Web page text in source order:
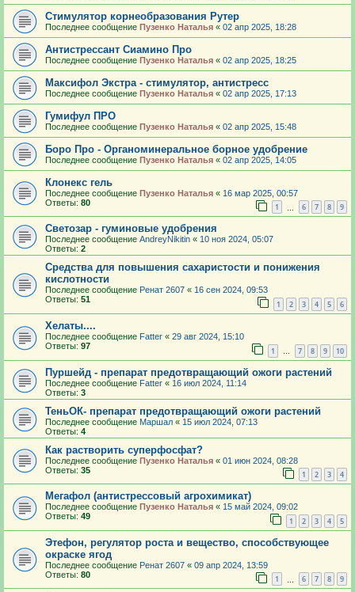
Стимулятор корнеобразования Рутер
Последнее сообщение Пузенко Наталья « 02 апр 2025, 18:28
Антистрессант Сиамино Про
Последнее сообщение Пузенко Наталья « 02 апр 2025, 18:25
Максифол Экстра - стимулятор, антистресс
Последнее сообщение Пузенко Наталья « 02 апр 2025, 17:13
Гумифул ПРО
Последнее сообщение Пузенко Наталья « 02 апр 2025, 15:48
Боро Про - Органоминеральное борное удобрение
Последнее сообщение Пузенко Наталья « 02 апр 2025, 14:05
Клонекс гель
Последнее сообщение Пузенко Наталья « 16 мар 2025, 00:57
Ответы: 80 1 6 7 8 9
Светозар - гуминовые удобрения
Последнее сообщение AndreyNikitin « 10 ноя 2024, 05:07
Ответы: 2
Средства для повышения сахаристости и понижения
кислотности
Последнее сообщение Ренат 2607 « 16 сен 2024, 09:53
Ответы: 51 1 2 3 4 5 6
Хелаты....
Последнее сообщение Fatter « 29 авг 2024, 15:10
Ответы: 97 1 7 8 9 10
Пуршейд - препарат предотвращающий ожоги растений
Последнее сообщение Fatter « 16 июл 2024, 11:14
Ответы: 3
ТеньОК- препарат предотвращающий ожоги растений
Последнее сообщение Маршал « 15 июл 2024, 07:13
Ответы: 4
Как растворить суперфосфат?
Последнее сообщение Пузенко Наталья « 01 июн 2024, 08:28
Ответы: 35 1 2 3 4
Мегафол (антистрессовый агрохимикат)
Последнее сообщение Пузенко Наталья « 15 май 2024, 09:02
Ответы: 49 1 2 3 4 5
Этефон, регулятор роста и вещество, способствующее
окраске ягод
Последнее сообщение Ренат 2607 « 09 апр 2024, 13:59
Ответы: 80 1 6 7 8 9